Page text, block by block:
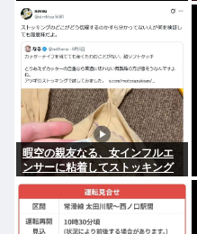
暇空の親友なる、女インフルエ
ンサーに粘着してストッキング
について語りだし嫌儲卿として
格を見せつける